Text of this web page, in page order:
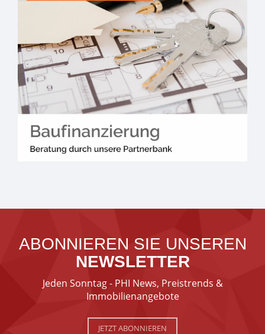
ABONNIEREN SIE UNSEREN
NEWSLETTER
Jeden Sonntag - PHI News, Preistrends &
Immobilienangebote
JETZT ABONNIEREN